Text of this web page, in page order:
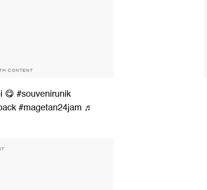
CONTENT
😋 #souvenirunik
#magetan24jam ♬